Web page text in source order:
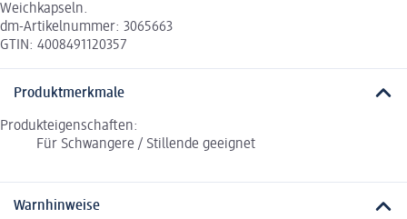
Weichkapseln.
dm-Artikelnummer: 3065663
GTIN: 4008491120357
Produktmerkmale
Produkteigenschaften:
Für Schwangere / Stillende geeignet
Warnhinweise